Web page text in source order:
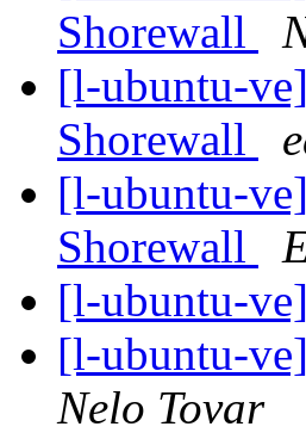
Shorewall
[l-ubuntu-
Shorewall
[l-ubuntu-
Shorewall
[l-ubuntu-
[l-ubuntu-
Nelo Tovar